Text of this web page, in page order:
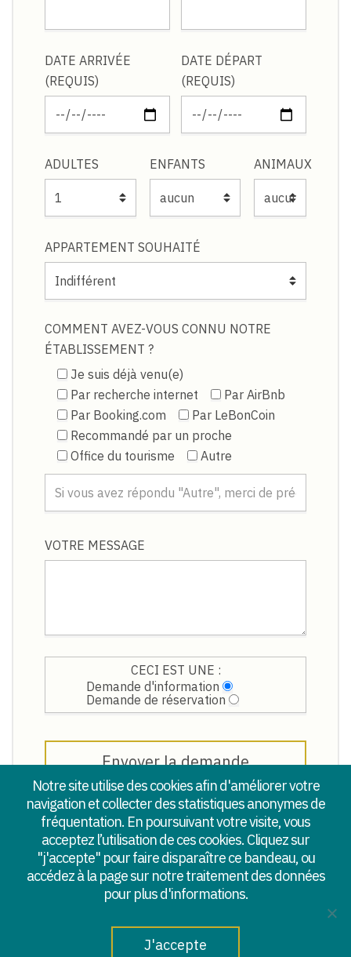
DATE ARRIVÉE
(REQUIS)
DATE DÉPART
(REQUIS)
ADULTES ENFANTS ANIMAUX
APPARTEMENT SOUHAITÉ
COMMENT AVEZ-VOUS CONNU NOTRE
ÉTABLISSEMENT ?
Je suis déjà venu(e)
Par recherche internet
Par AirBnb
Par Booking.com
Par LeBonCoin
Recommandé par un proche
Office du tourisme
Autre
VOTRE MESSAGE
CECI EST UNE :
Demande d'information
Demande de réservation
Ces données ne seront utilisées que pour
communiquer avec vous.
Nous ne les partageons jamais avec des tiers
Notre site utilise des cookies afin d'améliorer votre
navigation et collecter des statistiques anonymes de
fréquentation. En poursuivant votre visite, vous
acceptez l’utilisation de ces cookies. Cliquez sur
"j'accepte" pour faire disparaître ce bandeau, ou
accédez à la page sur notre traitement des données
pour plus d'informations.
J'accepte